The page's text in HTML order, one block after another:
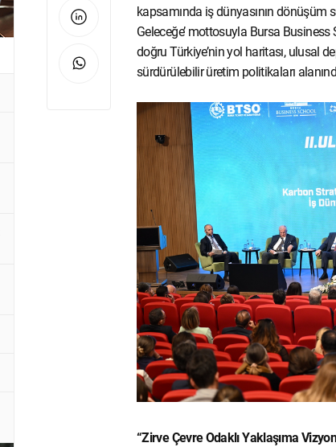
kapsamında iş dünyasının dönüşüm
Geleceğe’ mottosuyla Bursa
doğru Türkiye’nin yol haritası, ulusal
sürdürülebilir üretim politikaları
“Zirve Çevre Odaklı Yaklaşıma